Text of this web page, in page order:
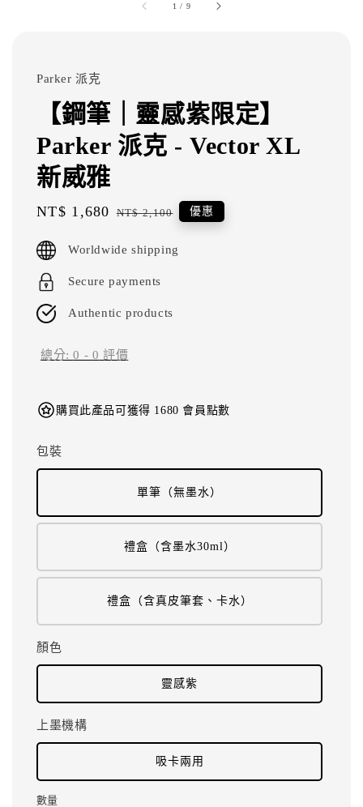
1 / 9
Parker 派克
【鋼筆｜靈感紫限定】
Parker 派克 - Vector XL
新威雅
Sale
NT$ 1,680 Regular
NT$ 2,100 優惠
Worldwide shipping
Secure payments
Authentic products
總分:0 - 0 評價
購買此產品可獲得 1680 會員點數
包裝
單筆（無墨水）
禮盒（含墨水30ml）
禮盒（含真皮筆套、卡水）
顏色
靈感紫
上墨機構
吸卡兩用
數量